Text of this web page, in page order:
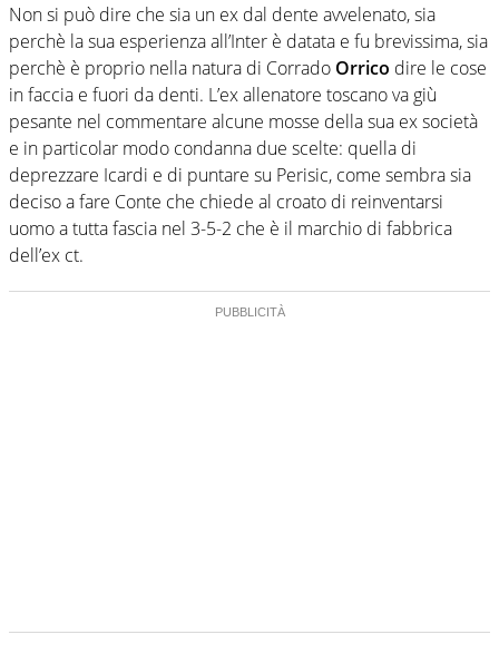
Non si può dire che sia un ex dal dente avvelenato, sia
perchè la sua esperienza all’Inter è datata e fu brevissima, sia
perchè è proprio nella natura di Corrado Orrico dire le cose
in faccia e fuori da denti. L’ex allenatore toscano va giù
pesante nel commentare alcune mosse della sua ex società
e in particolar modo condanna due scelte: quella di
deprezzare Icardi e di puntare su Perisic, come sembra sia
deciso a fare Conte che chiede al croato di reinventarsi
uomo a tutta fascia nel 3-5-2 che è il marchio di fabbrica
dell’ex ct.